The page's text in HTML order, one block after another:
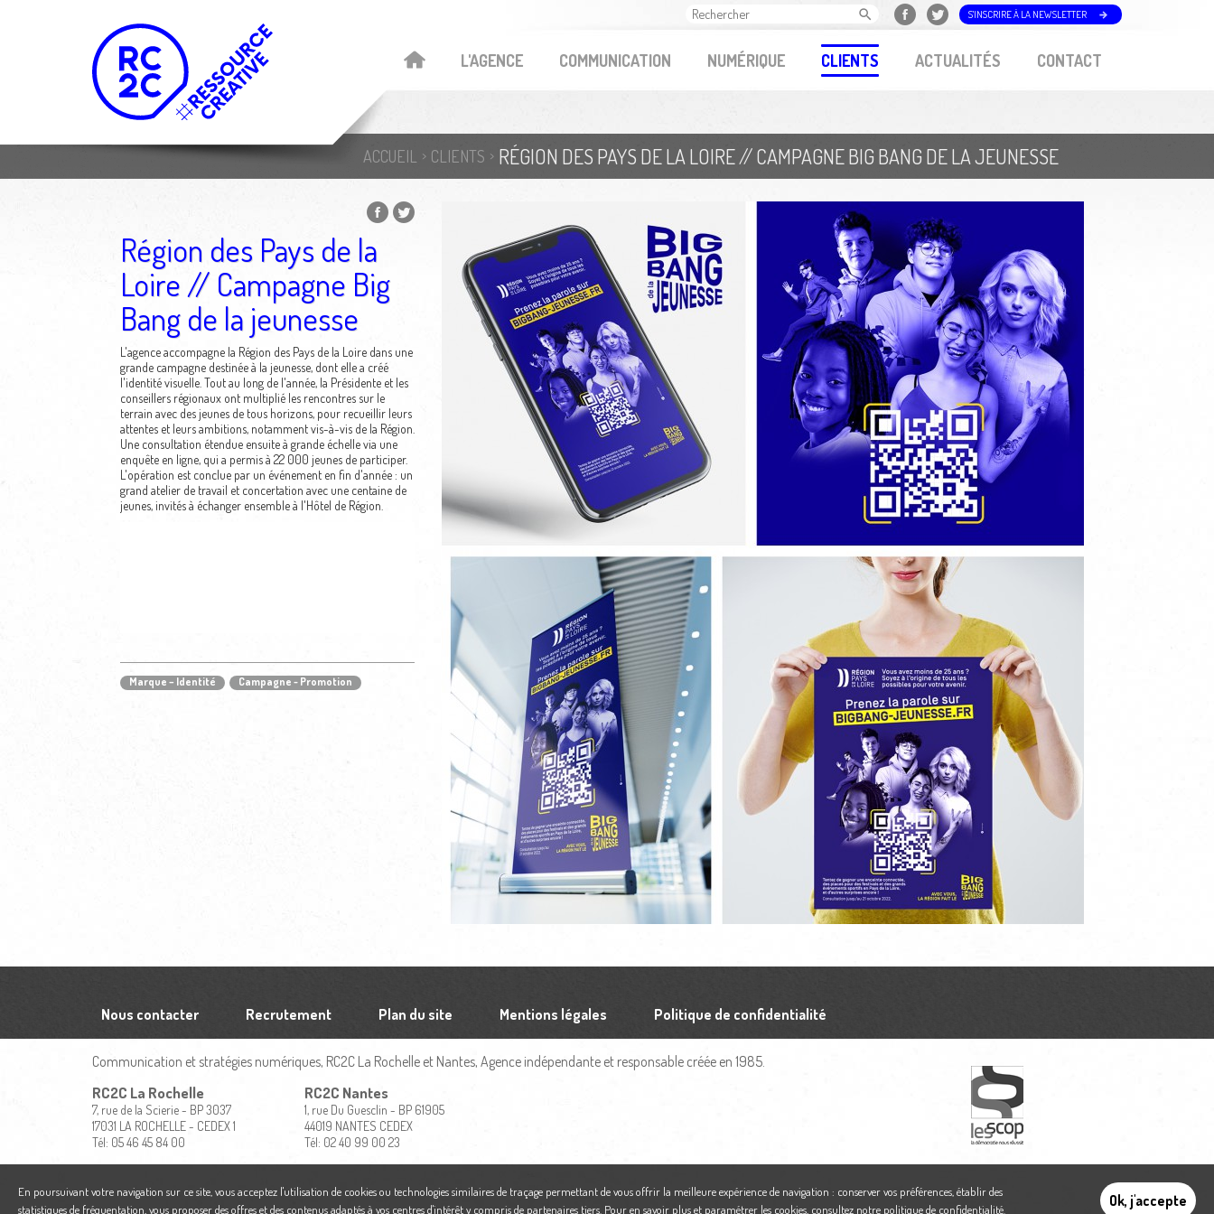
L'AGENCE COMMUNICATION NUMÉRIQUE CLIENTS ACTUALITÉS CONTACT
S'INSCRIRE À LA NEWSLETTER
ACCUEIL CLIENTS RÉGION DES PAYS DE LA LOIRE // CAMPAGNE BIG BANG DE LA JEUNESSE
Région des Pays de la
Loire // Campagne Big
Bang de la jeunesse
L'agence accompagne la Région des Pays de la Loire dans une
grande campagne destinée à la jeunesse, dont elle a créé
l'identité visuelle. Tout au long de l'année, la Présidente et les
conseillers régionaux ont multiplié les rencontres sur le
terrain avec des jeunes de tous horizons, pour recueillir leurs
attentes et leurs ambitions, notamment vis-à-vis de la Région.
Une consultation étendue ensuite à grande échelle via une
enquête en ligne, qui a permis à 22 000 jeunes de participer.
L'opération est conclue par un événement en fin d'année : un
grand atelier de travail et concertation avec une centaine de
jeunes, invités à échanger ensemble à l'Hôtel de Région.
Marque – Identité Campagne - Promotion
Nous contacter Recrutement Plan du site Mentions légales Politique de confidentialité
Communication et stratégies numériques, RC2C La Rochelle et Nantes, Agence indépendante et responsable créée en 1985.
RC2C La Rochelle
7, rue de la Scierie - BP 3037
17031 LA ROCHELLE - CEDEX 1
Tél: 05 46 45 84 00
RC2C Nantes
1, rue Du Guesclin - BP 61905
44019 NANTES CEDEX
Tél: 02 40 99 00 23
En poursuivant votre navigation sur ce site, vous acceptez l'utilisation de cookies ou technologies similaires de traçage permettant de vous offrir la meilleure expérience de navigation : conserver vos préférences, établir des
statistiques de fréquentation, vous proposer des offres et des contenus adaptés à vos centres d'intérêt y compris de partenaires tiers. Pour en savoir plus et paramétrer les cookies, consultez notre politique de confidentialité Ok, j'accepte